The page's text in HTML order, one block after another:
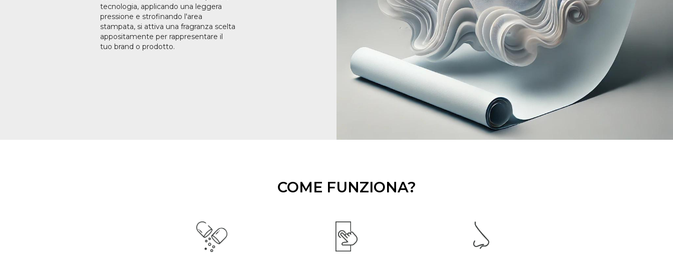
tecnologia, applicando una leggera
pressione e strofinando l'area
stampata, si attiva una fragranza scelta
appositamente per rappresentare il
tuo brand o prodotto.
COME FUNZIONA?